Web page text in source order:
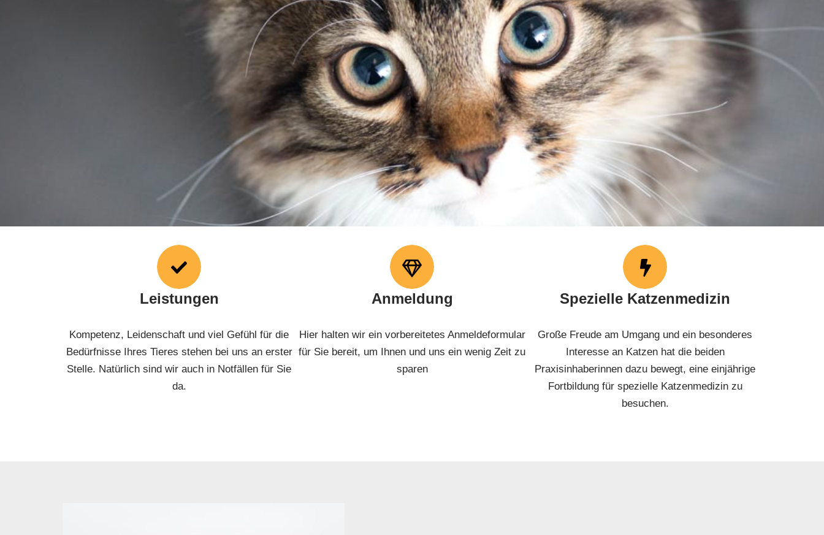
Leistungen
Kompetenz, Leidenschaft und viel Gefühl für die
Bedürfnisse Ihres Tieres stehen bei uns an erster
Stelle. Natürlich sind wir auch in Notfällen für Sie
da.
Anmeldung
Hier halten wir ein vorbereitetes Anmeldeformular
für Sie bereit, um Ihnen und uns ein wenig Zeit zu
sparen
Spezielle Katzenmedizin
Große Freude am Umgang und ein besonderes
Interesse an Katzen hat die beiden
Praxisinhaberinnen dazu bewegt, eine einjährige
Fortbildung für spezielle Katzenmedizin zu
besuchen.